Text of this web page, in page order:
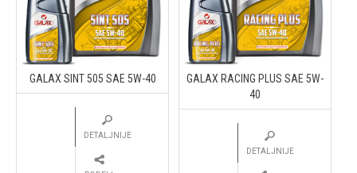
GALAX SINT 505 SAE 5W-40
DETALJNIJE
GALAX RACING PLUS SAE 5W-
40
DETALJNIJE